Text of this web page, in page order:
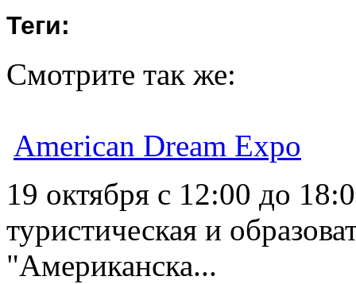
Теги:
Смотрите так же:
American Dream Expo
19 октября с 12:00 до
туристическая и
"Американска...